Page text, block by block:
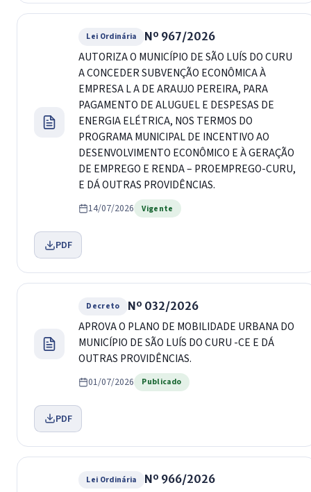
Lei Ordinária Nº 967/2026
AUTORIZA O MUNICÍPIO DE SÃO LUÍS DO CURU
A CONCEDER SUBVENÇÃO ECONÔMICA À
EMPRESA L A DE ARAUJO PEREIRA, PARA
PAGAMENTO DE ALUGUEL E DESPESAS DE
ENERGIA ELÉTRICA, NOS TERMOS DO
PROGRAMA MUNICIPAL DE INCENTIVO AO
DESENVOLVIMENTO ECONÔMICO E À GERAÇÃO
DE EMPREGO E RENDA – PROEMPREGO-CURU,
E DÁ OUTRAS PROVIDÊNCIAS.
14/07/2026 Vigente
PDF
Decreto Nº 032/2026
APROVA O PLANO DE MOBILIDADE URBANA DO
MUNICÍPIO DE SÃO LUÍS DO CURU -CE E DÁ
OUTRAS PROVIDÊNCIAS.
01/07/2026 Publicado
PDF
Lei Ordinária Nº 966/2026